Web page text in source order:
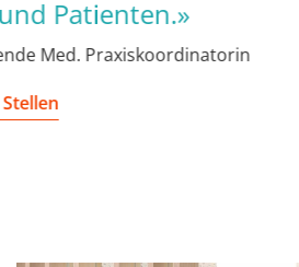
Dr. med. Connor Fuhrer,
Innere Medizin
Zu den mediX-Netzen